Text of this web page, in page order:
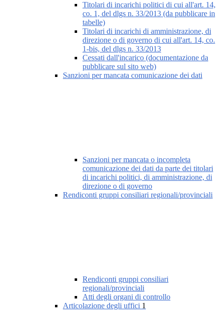
Titolari di incarichi politici di cui all'art. 14,
co. 1, del dlgs n. 33/2013 (da pubblicare in
tabelle)
Titolari di incarichi di amministrazione, di
direzione o di governo di cui all'art. 14, co.
1-bis, del dlgs n. 33/2013
Cessati dall'incarico (documentazione da
pubblicare sul sito web)
Sanzioni per mancata comunicazione dei dati
Sanzioni per mancata o incompleta
comunicazione dei dati da parte dei titolari
di incarichi politici, di amministrazione, di
direzione o di governo
Rendiconti gruppi consiliari regionali/provinciali
Rendiconti gruppi consiliari
regionali/provinciali
Atti degli organi di controllo
Articolazione degli uffici 1